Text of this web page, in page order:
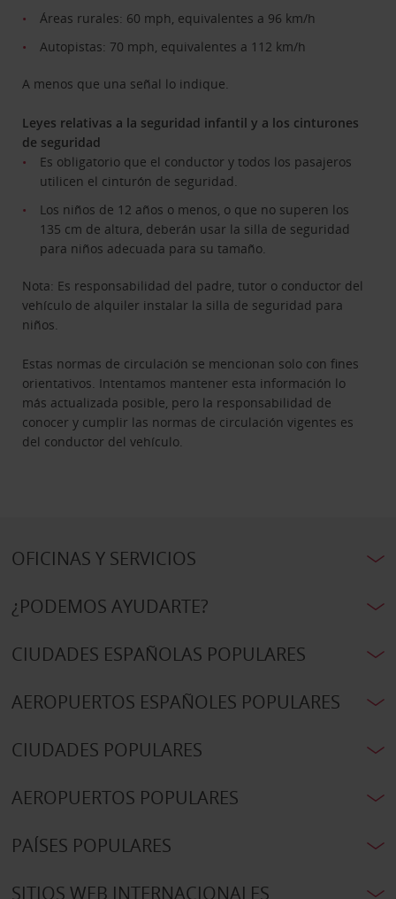
Áreas rurales: 60 mph, equivalentes a 96 km/h
Autopistas: 70 mph, equivalentes a 112 km/h
A menos que una señal lo indique.
Leyes relativas a la seguridad infantil y a los cinturones
de seguridad
Es obligatorio que el conductor y todos los pasajeros
utilicen el cinturón de seguridad.
Los niños de 12 años o menos, o que no superen los
135 cm de altura, deberán usar la silla de seguridad
para niños adecuada para su tamaño.
Nota: Es responsabilidad del padre, tutor o conductor del
vehículo de alquiler instalar la silla de seguridad para
niños.
Estas normas de circulación se mencionan solo con fines
orientativos. Intentamos mantener esta información lo
más actualizada posible, pero la responsabilidad de
conocer y cumplir las normas de circulación vigentes es
del conductor del vehículo.
OFICINAS Y SERVICIOS
¿PODEMOS AYUDARTE?
CIUDADES ESPAÑOLAS POPULARES
AEROPUERTOS ESPAÑOLES POPULARES
CIUDADES POPULARES
AEROPUERTOS POPULARES
PAÍSES POPULARES
SITIOS WEB INTERNACIONALES